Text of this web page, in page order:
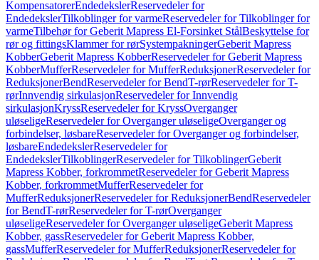
KompensatorerEndedekslerReservedeler for
EndedekslerTilkoblinger for varmeReservedeler for Tilkoblinger for
varmeTilbehør for Geberit Mapress El-Forsinket StålBeskyttelse for
rør og fittingsKlammer for rørSystempakningerGeberit Mapress
KobberGeberit Mapress KobberReservedeler for Geberit Mapress
KobberMufferReservedeler for MufferReduksjonerReservedeler for
ReduksjonerBendReservedeler for BendT-rørReservedeler for T-
rørInnvendig sirkulasjonReservedeler for Innvendig
sirkulasjonKryssReservedeler for KryssOverganger
uløseligeReservedeler for Overganger uløseligeOverganger og
forbindelser, løsbareReservedeler for Overganger og forbindelser,
løsbareEndedekslerReservedeler for
EndedekslerTilkoblingerReservedeler for TilkoblingerGeberit
Mapress Kobber, forkrommetReservedeler for Geberit Mapress
Kobber, forkrommetMufferReservedeler for
MufferReduksjonerReservedeler for ReduksjonerBendReservedeler
for BendT-rørReservedeler for T-rørOverganger
uløseligeReservedeler for Overganger uløseligeGeberit Mapress
Kobber, gassReservedeler for Geberit Mapress Kobber,
gassMufferReservedeler for MufferReduksjonerReservedeler for